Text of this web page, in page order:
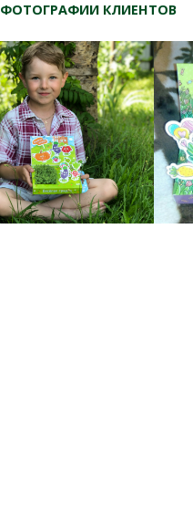
ФОТОГРАФИИ КЛИЕНТОВ